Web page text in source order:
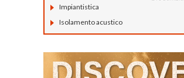
Impiantistica
Isolamento acustico